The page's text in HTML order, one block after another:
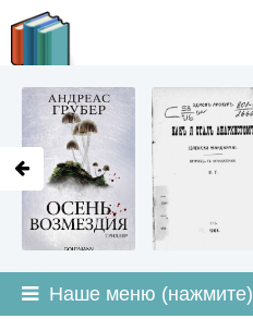
Наше меню (нажмите)
LITMIR.ORG